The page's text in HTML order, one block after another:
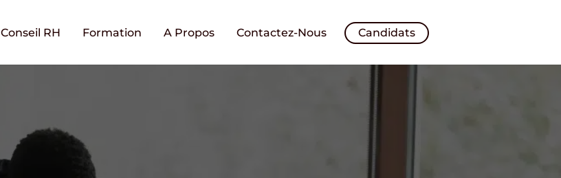
Conseil RH Formation A Propos Contactez-Nous Candidats